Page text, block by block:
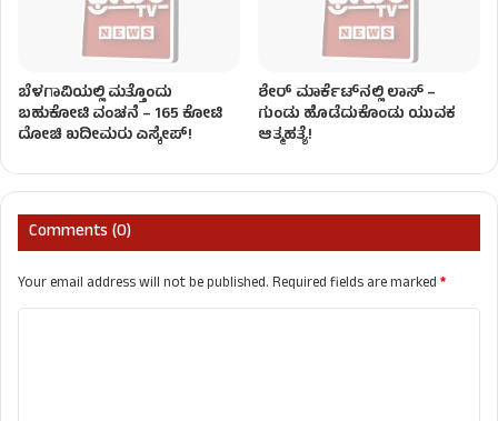
ಬೆಳಗಾವಿಯಲ್ಲಿ ಮತ್ತೊಂದು
ಬಹುಕೋಟಿ ವಂಚನೆ – 165 ಕೋಟಿ
ದೋಚಿ ಖದೀಮರು ಎಸ್ಕೇಪ್!
ಶೇರ್ ಮಾರ್ಕೆಟ್​ನಲ್ಲಿ ಲಾಸ್ –
ಗುಂಡು ಹೊಡೆದುಕೊಂಡು ಯುವಕ
ಆತ್ಮಹತ್ಯೆ!
Comments (0)
Your email address will not be published.Required fields are marked*